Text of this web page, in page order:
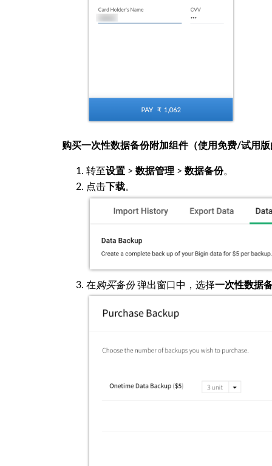
购买一次性数据备份附加组件（使用免费/试用
转至设置 > 数据管理 > 数据备份。
点击 下载。
在购买备份弹出窗口中，选择一次性数据